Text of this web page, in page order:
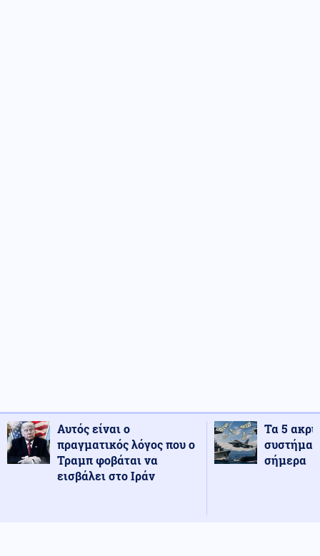
Αυτός είναι ο
πραγματικός λόγος που ο
Τραμπ φοβάται να
εισβάλει στο Ιράν
Τα 5
σήμερα